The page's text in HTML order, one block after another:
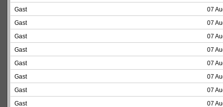
Gast
07
Gast
07
Gast
07
Gast
07
Gast
07
Gast
07
Gast
07
Gast
07